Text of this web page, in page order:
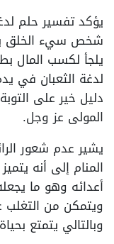
يؤكد تفسير حلم
شخص سيء الخلق
يلجأ لكسب المال
لدغة الثعبان في
دليل خير على
المولى عز وجل.
يشير عدم شعور
المنام إلى أنه
أعدائه وهو ما
ويتمكن من
وبالتالي يتمتع